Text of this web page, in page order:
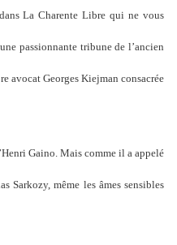
La Charente Libre qui ne vous
passionnante tribune de l’ancien
avocat Georges Kiejman consacrée
Gaino. Mais comme il a appelé
Sarkozy, même les âmes sensibles